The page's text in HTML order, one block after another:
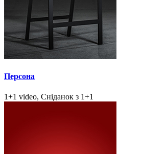
Персона
1+1 video, Сніданок з 1+1